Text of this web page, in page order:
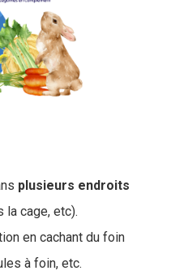
plusieurs endroits
la cage, etc).
en cachant du foin
à foin, etc.